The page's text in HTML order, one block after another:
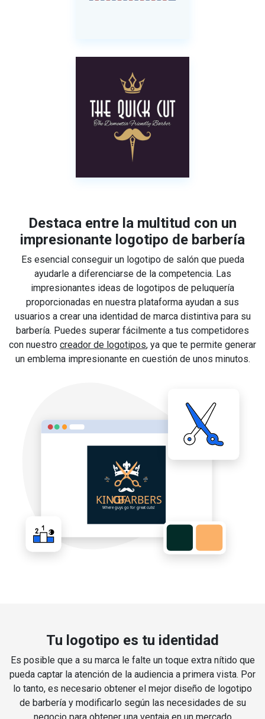
Destaca entre la multitud con un
impresionante logotipo de barbería
Es esencial conseguir un logotipo de salón que pueda
ayudarle a diferenciarse de la competencia. Las
impresionantes ideas de logotipos de peluquería
proporcionadas en nuestra plataforma ayudan a sus
usuarios a crear una identidad de marca distintiva para su
barbería. Puedes superar fácilmente a tus competidores
con nuestro creador de logotipos, ya que te permite generar
un emblema impresionante en cuestión de unos minutos.
Tu logotipo es tu identidad
Es posible que a su marca le falte un toque extra nítido que
pueda captar la atención de la audiencia a primera vista. Por
lo tanto, es necesario obtener el mejor diseño de logotipo
de barbería y modificarlo según las necesidades de su